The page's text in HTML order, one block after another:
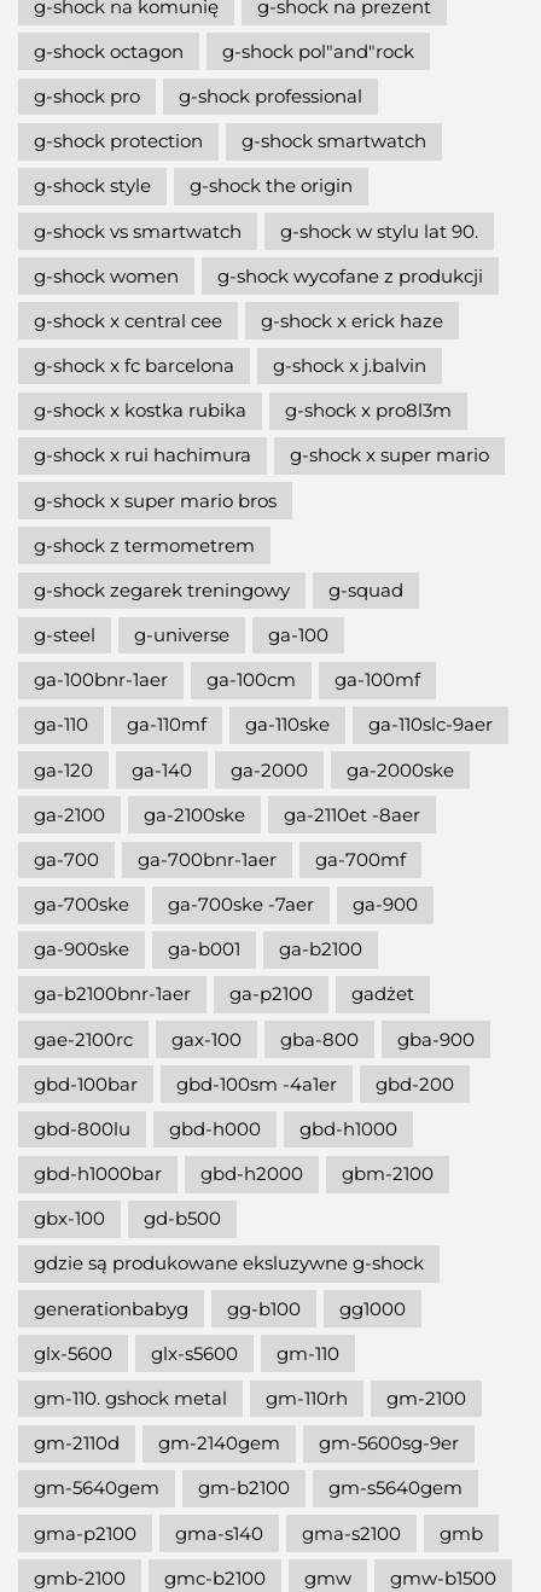
g-shock na komunię
g-shock na prezent
g-shock octagon
g-shock pol"and"rock
g-shock pro
g-shock professional
g-shock protection
g-shock smartwatch
g-shock style
g-shock the origin
g-shock vs smartwatch
g-shock w stylu lat 90.
g-shock women
g-shock wycofane z produkcji
g-shock x central cee
g-shock x erick haze
g-shock x fc barcelona
g-shock x j.balvin
g-shock x kostka rubika
g-shock x pro8l3m
g-shock x rui hachimura
g-shock x super mario
g-shock x super mario bros
g-shock z termometrem
g-shock zegarek treningowy
g-squad
g-steel
g-universe
ga-100
ga-100bnr-1aer
ga-100cm
ga-100mf
ga-110
ga-110mf ga-110ske
ga-110slc-9aer
ga-120
ga-140 ga-2000
ga-2000ske
ga-2100
ga-2100ske
ga-2110et -8aer
ga-700
ga-700bnr-1aer
ga-700mf
ga-700ske
ga-700ske -7aer
ga-900
ga-900ske
ga-b001
ga-b2100
ga-b2100bnr-1aer
ga-p2100
gadżet
gae-2100rc
gax-100 gba-800
gba-900
gbd-100bar
gbd-100sm -4a1er
gbd-200
gbd-800lu
gbd-h000
gbd-h1000
gbd-h1000bar
gbd-h2000
gbm-2100
gbx-100
gd-b500
gdzie są produkowane eksluzywne g-shock
generationbabyg
gg-b100
gg1000
glx-5600
glx-s5600
gm-110
gm-110. gshock metal
gm-110rh
gm-2100
gm-2110d
gm-2140gem
gm-5600sg-9er
gm-5640gem
gm-b2100
gm-s5640gem
gma-p2100
gma-s140 gma-s2100
gmb
gmb-2100
gmc-b2100 gmw
gmw-b1500